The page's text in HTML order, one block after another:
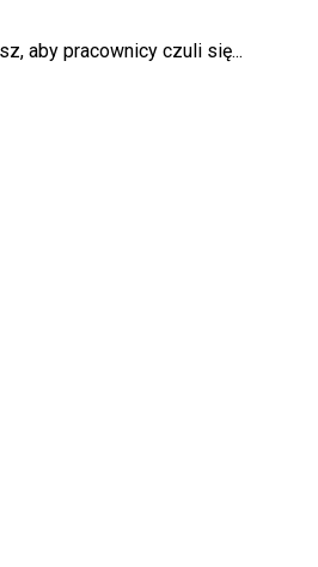
aby pracownicy czuli się...